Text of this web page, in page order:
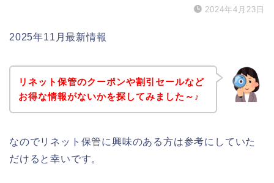
2024年4月23日
2025年11月最新情報
リネット保管のクーポンや割引セールなど
お得な情報がないかを探してみました～♪
なのでリネット保管に興味のある方は参考にしていた
だけると幸いです。